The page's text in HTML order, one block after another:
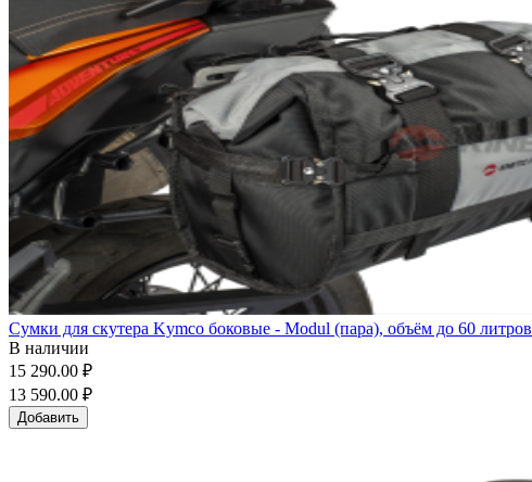
Сумки для скутера Kymco боковые - Modul (пара), объём до 60 литров
В наличии
15 290.00 ₽
13 590.00 ₽
Добавить